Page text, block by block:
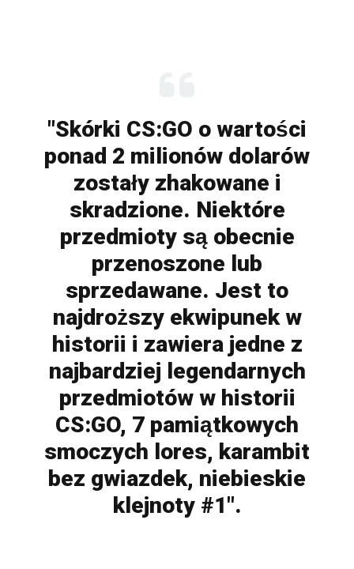
"Skórki CS:GO o wartości
ponad 2 milionów dolarów
zostały zhakowane i
skradzione. Niektóre
przedmioty są obecnie
przenoszone lub
sprzedawane. Jest to
najdroższy ekwipunek w
historii i zawiera jedne z
najbardziej legendarnych
przedmiotów w historii
CS:GO, 7 pamiątkowych
smoczych lores, karambit
bez gwiazdek, niebieskie
klejnoty #1".